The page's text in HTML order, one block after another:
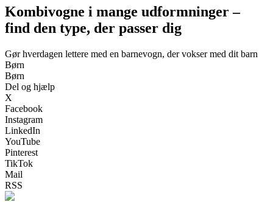
Kombivogne i mange udformninger –
find den type, der passer dig
Gør hverdagen lettere med en barnevogn, der vokser med dit barn
Børn
Børn
Del og hjælp
X
Facebook
Instagram
LinkedIn
YouTube
Pinterest
TikTok
Mail
RSS